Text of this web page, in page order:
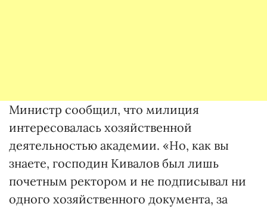
Министр сообщил, что милиция
интересовалась хозяйственной
деятельностью академии. «Но, как вы
знаете, господин Кивалов был лишь
почетным ректором и не подписывал ни
одного хозяйственного документа, за